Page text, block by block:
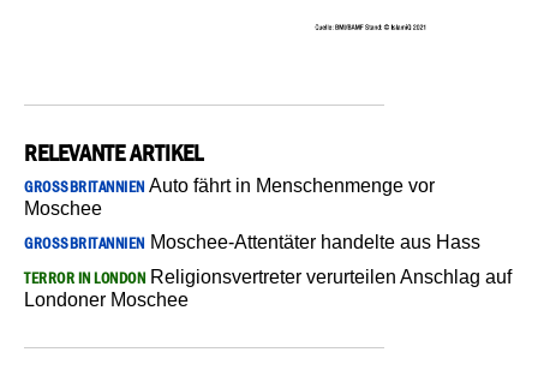
RELEVANTE ARTIKEL
GROSSBRITANNIEN
Auto fährt in Menschenmenge vor
Moschee
GROSSBRITANNIEN Moschee-Attentäter handelte aus Hass
TERROR IN LONDON Religionsvertreter verurteilen Anschlag auf
Londoner Moschee